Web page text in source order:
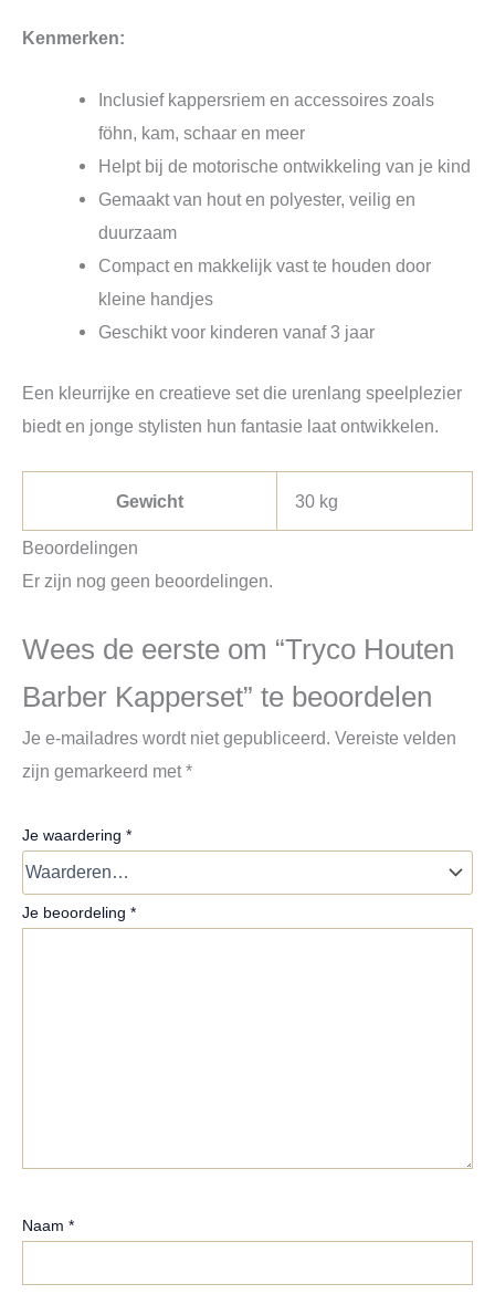
Kenmerken:
Inclusief kappersriem en accessoires zoals
föhn, kam, schaar en meer
Helpt bij de motorische ontwikkeling van je kind
Gemaakt van hout en polyester, veilig en
duurzaam
Compact en makkelijk vast te houden door
kleine handjes
Geschikt voor kinderen vanaf 3 jaar
Een kleurrijke en creatieve set die urenlang speelplezier
biedt en jonge stylisten hun fantasie laat ontwikkelen.
Gewicht 30 kg
Beoordelingen
Er zijn nog geen beoordelingen.
Wees de eerste om “Tryco Houten
Barber Kapperset” te beoordelen
Je e-mailadres wordt niet gepubliceerd. Vereiste velden
zijn gemarkeerd met*
Je waardering *
Je beoordeling *
Naam *